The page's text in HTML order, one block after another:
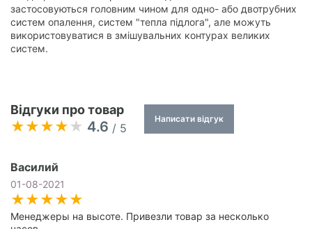
застосовуються головним чином для одно- або двотрубних
систем опалення, систем "тепла підлога", але можуть
використовуватися в змішувальних контурах великих
систем.
Відгуки про товар
4.6 / 5
Написати відгук
Василий
01-08-2021
Менеджеры на высоте. Привезли товар за несколько